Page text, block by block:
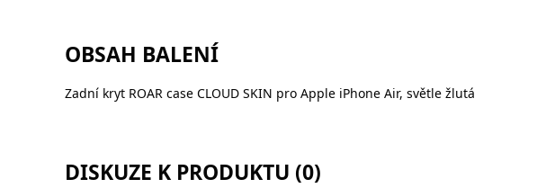
OBSAH BALENÍ
Zadní kryt ROAR case CLOUD SKIN pro Apple iPhone Air, světle žlutá
DISKUZE K PRODUKTU (0)